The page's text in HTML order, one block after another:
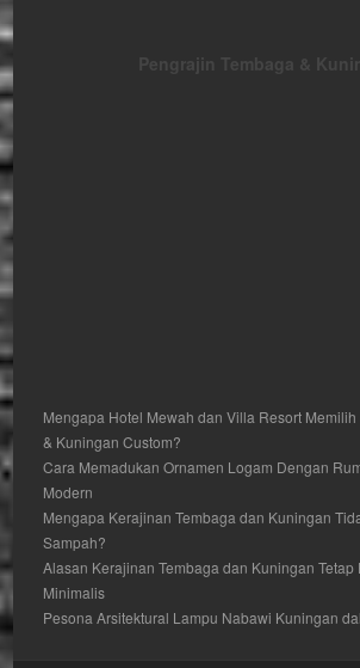
Pengrajin Tembaga &
Mengapa Hotel Mewah dan Villa Resort
& Kuningan Custom?
Cara Memadukan Ornamen Logam Dengan
Modern
Mengapa Kerajinan Tembaga dan Kuningan
Sampah?
Alasan Kerajinan Tembaga dan Kuningan Tetap
Minimalis
Pesona Arsitektural Lampu Nabawi Kuningan